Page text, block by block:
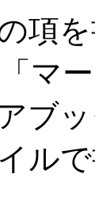
項
マ
ブ
ル